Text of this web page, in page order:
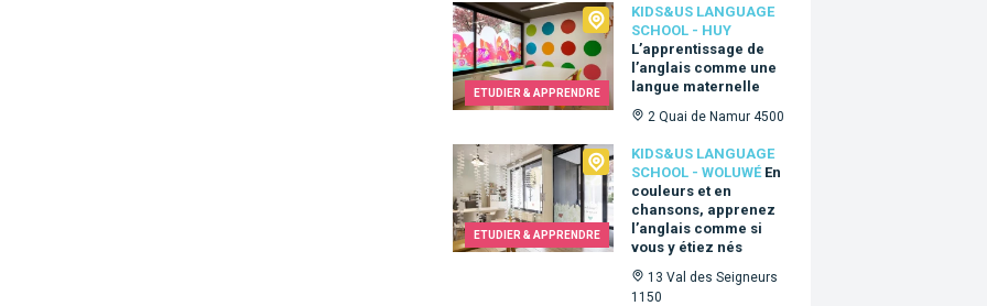
ETUDIER & APPRENDRE
KIDS&US LANGUAGE
SCHOOL - HUY
L’apprentissage de
l’anglais comme une
langue maternelle
2 Quai de Namur 4500
Kids&Us language school - Huy
ETUDIER & APPRENDRE
KIDS&US LANGUAGE
SCHOOL - WOLUWÉ En
couleurs et en
chansons, apprenez
l’anglais comme si
vous y étiez nés
13 Val des Seigneurs
1150
Kids&Us language school - Woluwé